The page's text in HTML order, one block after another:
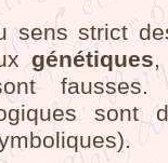
sens strict
génétiques,
sont